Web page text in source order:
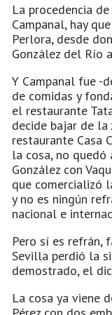
La procedencia
Campanal, hay
Perlora, desde
González del Río
Y Campanal fue -
de comidas y
el restaurante
decide bajar de
restaurante Casa
la cosa, no quedó
González con
que comercializó
y no es ningún
nacional e
Pero sí es refrán,
Sevilla perdió la
demostrado, el
La cosa ya viene